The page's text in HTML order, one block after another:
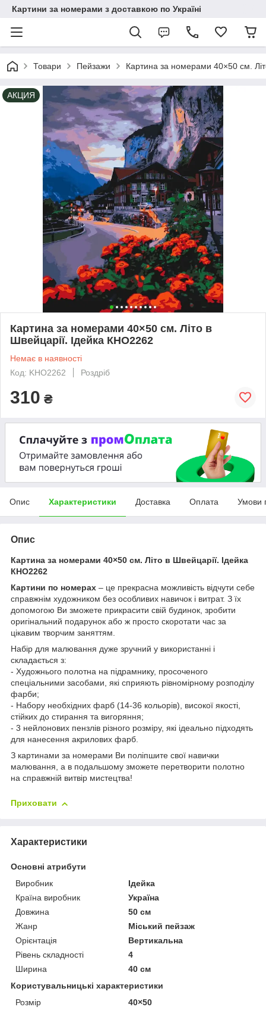
Картини за номерами з доставкою по Україні
Товари Пейзажи Картина за номерами 40×50 см.
АКЦИЯ
Картина за номерами 40×50 см. Літо в
Швейцарії. Ідейка КНО2262
Немає в наявності
Код: KHO2262
Роздріб
310 ₴
Опис Характеристики Доставка Оплата Умови
Опис
Картина за номерами 40×50 см. Літо в Швейцарії. Ідейка
КНО2262
Картини по номерах – це прекрасна можливість відчути себе
справжнім художником без особливих навичок і витрат. З їх
допомогою Ви зможете прикрасити свій будинок, зробити
оригінальний подарунок або ж просто скоротати час за
цікавим творчим заняттям.
Набір для малювання дуже зручний у використанні і
складається з:
- Художнього полотна на підрамнику, просоченого
спеціальними засобами, які сприяють рівномірному розподілу
фарби;
- Набору необхідних фарб (14-36 кольорів), високої якості,
стійких до стирання та вигоряння;
- 3 нейлонових пензлів різного розміру, які ідеально підходять
для нанесення акрилових фарб.
З картинами за номерами Ви поліпшите свої навички
малювання, а в подальшому зможете перетворити полотно
на справжній витвір мистецтва!
Приховати
Характеристики
Основні атрибути
Виробник
Ідейка
Країна виробник
Україна
Довжина
50 см
Жанр
Міський пейзаж
Орієнтація
Вертикальна
Рівень складності
4
Ширина
40 см
Користувальницькі характеристики
Розмір
40×50